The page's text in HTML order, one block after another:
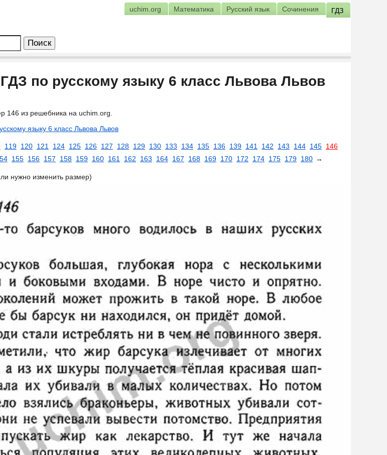
uchim.org Математика Русский язык Сочинения ГДЗ
по русскому языку 6 класс Львова Львов
146 из решебника на uchim.org.
языку 6 класс Львова Львов
119 120 121 124 125 126 127 128 129 130 133 134 135 136 139 141 142 143 144 145 146
155 156 157 158 159 160 161 162 163 164 167 168 169 170 172 174 175 179 180 →
нужно изменить размер)